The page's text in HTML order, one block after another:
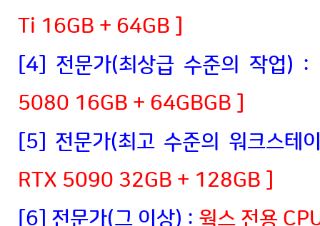
Ti 16GB + 64GB ]
[4] 전문가(최상급 수준의 작업) :
5080 16GB + 64GBGB ]
[5] 전문가(최고 수준의 워크스테
RTX 5090 32GB + 128GB ]
[6] 전문가(그 이상) : 웍스 전용